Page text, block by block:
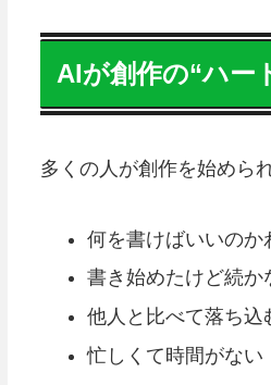
AIが創作の“ハー
多くの人が創作を始めら
何を書けばいいのか
書き始めたけど続か
他人と比べて落ち込
忙しくて時間がない